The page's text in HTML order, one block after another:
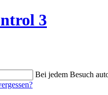
3
Bei jedem Besuch